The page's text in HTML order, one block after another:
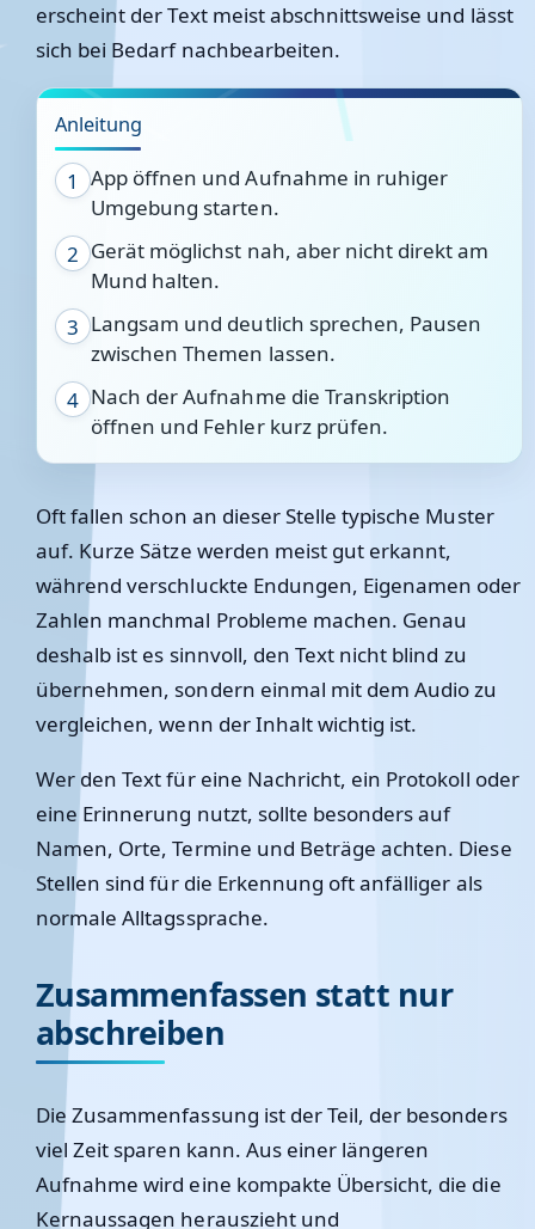
erscheint der Text meist abschnittsweise und lässt
sich bei Bedarf nachbearbeiten.
Anleitung
1
App öffnen und Aufnahme in ruhiger
Umgebung starten.
2 Gerät möglichst nah, aber nicht direkt am
Mund halten.
3 Langsam und deutlich sprechen, Pausen
zwischen Themen lassen.
4 Nach der Aufnahme die Transkription
öffnen und Fehler kurz prüfen.
Oft fallen schon an dieser Stelle typische Muster
auf. Kurze Sätze werden meist gut erkannt,
während verschluckte Endungen, Eigenamen oder
Zahlen manchmal Probleme machen. Genau
deshalb ist es sinnvoll, den Text nicht blind zu
übernehmen, sondern einmal mit dem Audio zu
vergleichen, wenn der Inhalt wichtig ist.
Wer den Text für eine Nachricht, ein Protokoll oder
eine Erinnerung nutzt, sollte besonders auf
Namen, Orte, Termine und Beträge achten. Diese
Stellen sind für die Erkennung oft anfälliger als
normale Alltagssprache.
Zusammenfassen statt nur
abschreiben
Die Zusammenfassung ist der Teil, der besonders
viel Zeit sparen kann. Aus einer längeren
Aufnahme wird eine kompakte Übersicht, die die
Kernaussagen herauszieht und